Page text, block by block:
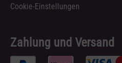
Cookie-Einstellungen
Zahlung und Versand